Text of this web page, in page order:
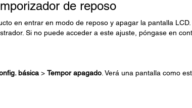
de reposo
en entrar en modo de reposo y apagar la pantalla LCD.
Si no puede acceder a este ajuste, póngase en
básica> Tempor apagado. Verá una pantalla como